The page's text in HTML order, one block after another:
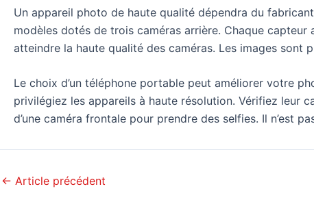
Un appareil photo de haute qualité dépendra du
modèles dotés de trois caméras arrière. Chaque
atteindre la haute qualité des caméras. Les images sont
Le choix d’un téléphone portable peut améliorer votre
privilégiez les appareils à haute résolution. Vérifiez leur
d’une caméra frontale pour prendre des selfies. Il n’est
← Article précédent